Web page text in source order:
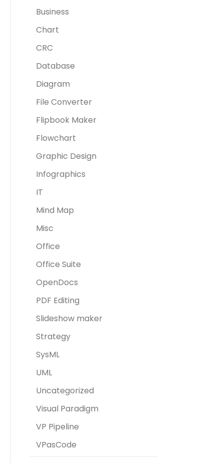
Business
Chart
CRC
Database
Diagram
File Converter
Flipbook Maker
Flowchart
Graphic Design
Infographics
IT
Mind Map
Misc
Office
Office Suite
OpenDocs
PDF Editing
Slideshow maker
Strategy
SysML
UML
Uncategorized
Visual Paradigm
VP Pipeline
VPasCode